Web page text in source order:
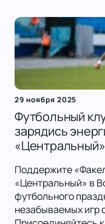
29 ноября 2025
Футбольный
зарядись
«Центральный»
Поддержите
«Центральный» в
футбольного
незабываемых игр